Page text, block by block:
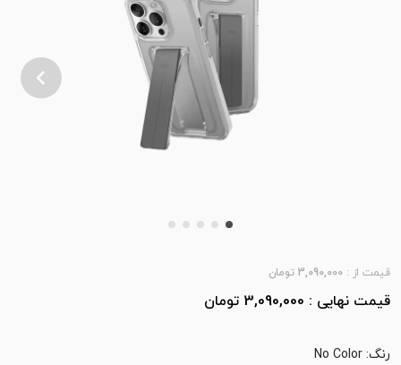
قیمت از : 3,090,000 تومان
3,090,000 تومان
رنگ: No Color